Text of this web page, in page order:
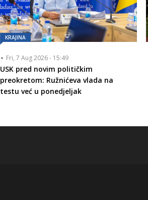
KRAJINA
Fri, 7 Aug 2026 - 15:49
USK pred novim političkim
preokretom: Ružnićeva vlada na
testu već u ponedjeljak